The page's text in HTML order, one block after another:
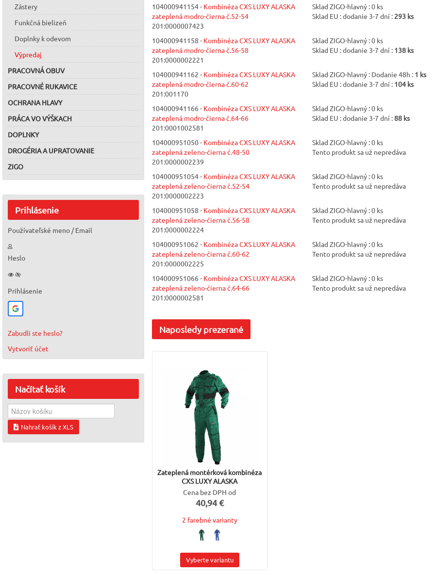
Zástery
Funkčná bielizeň
Doplnky k odevom
Výpredaj
PRACOVNÁ OBUV
PRACOVNÉ RUKAVICE
OCHRANA HLAVY
PRÁCA VO VÝŠKACH
DOPLNKY
DROGÉRIA A UPRATOVANIE
ZIGO
Prihlásenie
Používateľské meno / Email
Heslo
Prihlásenie
Zabudli ste heslo?
Vytvoriť účet
Načítaťkošík
Nahrať košík z XLS
Pánske
EN 13688
104000941154 - Kombinéza CXS LUXY ALASKA
zateplená modro-čierna č.52-54
201:0000007423
Sklad ZIGO-hlavný : 0 ks
Sklad EU : dodanie 3-7 dní : 293 ks
104000941158 - Kombinéza CXS LUXY ALASKA
zateplená modro-čierna č.56-58
201:0000002221
Sklad ZIGO-hlavný : 0 ks
Sklad EU : dodanie 3-7 dní : 138 ks
104000941162 - Kombinéza CXS LUXY ALASKA
zateplená modro-čierna č.60-62
201:001170
Sklad ZIGO-hlavný : Dodanie 48h : 1 ks
Sklad EU : dodanie 3-7 dní : 104 ks
104000941166 - Kombinéza CXS LUXY ALASKA
zateplená modro-čierna č.64-66
201:0001002581
Sklad ZIGO-hlavný : 0 ks
Sklad EU : dodanie 3-7 dní :88 ks
104000951050 - Kombinéza CXS LUXY ALASKA
zateplená zeleno-čierna č.48-50
201:0000002239
Sklad ZIGO-hlavný : 0 ks
Tento produkt sa už nepredáva
104000951054 - Kombinéza CXS LUXY ALASKA
zateplená zeleno-čierna č.52-54
201:0000002223
Sklad ZIGO-hlavný : 0 ks
Tento produkt sa už nepredáva
104000951058 - Kombinéza CXS LUXY ALASKA
zateplená zeleno-čierna č.56-58
201:0000002224
Sklad ZIGO-hlavný : 0 ks
Tento produkt sa už nepredáva
104000951062 - Kombinéza CXS LUXY ALASKA
zateplená zeleno-čierna č.60-62
201:0000002225
Sklad ZIGO-hlavný : 0 ks
Tento produkt sa už nepredáva
104000951066 - Kombinéza CXS LUXY ALASKA
zateplená zeleno-čierna č.64-66
201:0000002581
Sklad ZIGO-hlavný : 0 ks
Tento produkt sa už nepredáva
Naposledyprezerané
Zateplená montérková kombinéza
CXS LUXY ALASKA
Cena bez DPH od
40,94 €
2 farebné varianty
Vyberte variantu